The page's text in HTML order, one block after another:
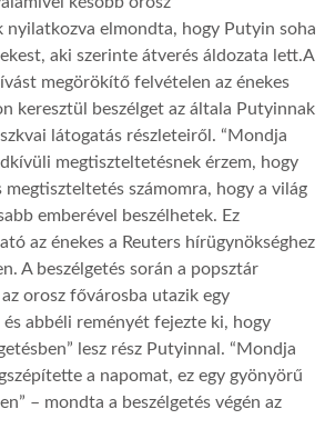
nyilatkozva elmondta, hogy Putyin soha
aki szerinte átverés áldozata lett.A
megörökítő felvételen az énekes
keresztül beszélget az általa Putyinnak
látogatás részleteiről. “Mondja
megtiszteltetésnek érzem, hogy
számomra, hogy a világ
emberével beszélhetek. Ez
az énekes a Reuters hírügynökséghez
A beszélgetés során a popsztár
orosz fővárosba utazik egy
abbéli reményét fejezte ki, hogy
lesz rész Putyinnal. “Mondja
a napomat, ez egy gyönyörű
– mondta a beszélgetés végén az